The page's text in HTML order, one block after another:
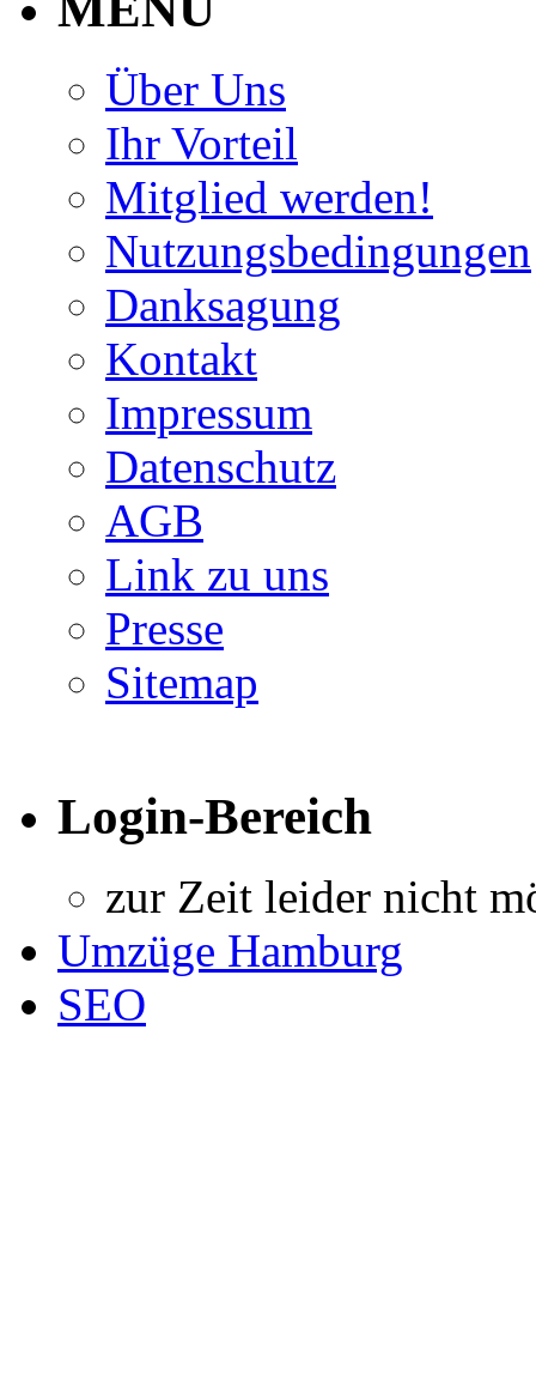
Über Uns
Ihr Vorteil
Mitglied werden!
Nutzungsbedingungen
Danksagung
Kontakt
Impressum
Datenschutz
AGB
Link zu uns
Presse
Sitemap
Login-Bereich
zur Zeit leider nicht
Umzüge Hamburg
SEO